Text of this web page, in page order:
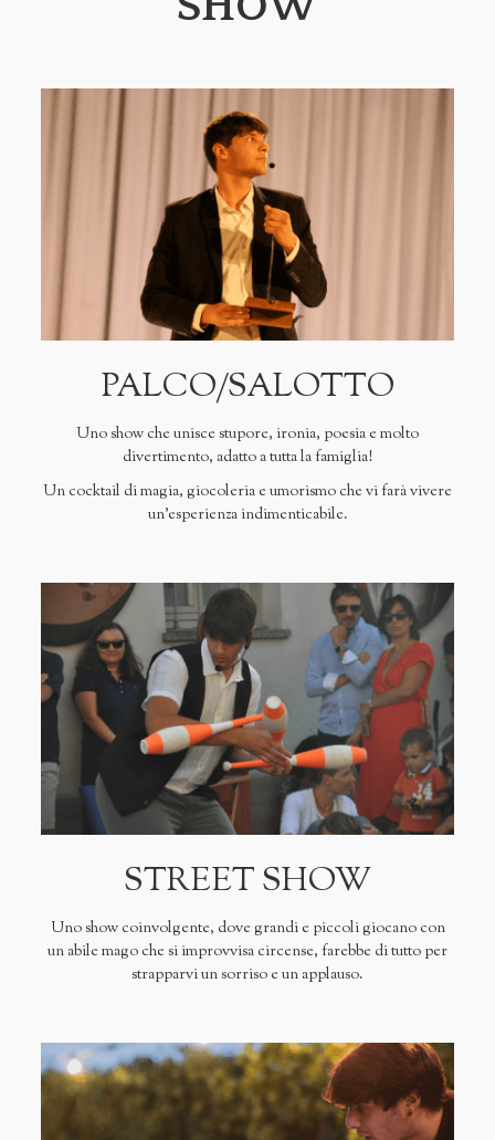
PALCO/SALOTTO
Uno show che unisce stupore, ironia, poesia e molto
divertimento, adatto a tutta la famiglia!
Un cocktail di magia, giocoleria e umorismo che vi farà vivere
un'esperienza indimenticabile.
STREET SHOW
Uno show coinvolgente, dove grandi e piccoli giocano con
un abile mago che si improvvisa circense, farebbe di tutto per
strapparvi un sorriso e un applauso.